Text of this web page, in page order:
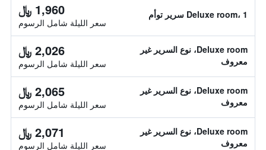
Deluxe room، 1 سرير توأم 1,960 ﷼
سعر الليلة شامل الرسوم
Deluxe room، نوع السرير غير
معروف
2,026 ﷼
سعر الليلة شامل الرسوم
Deluxe room، نوع السرير غير
معروف
2,065 ﷼
سعر الليلة شامل الرسوم
Deluxe room، نوع السرير غير
معروف
2,071 ﷼
سعر الليلة شامل الرسوم